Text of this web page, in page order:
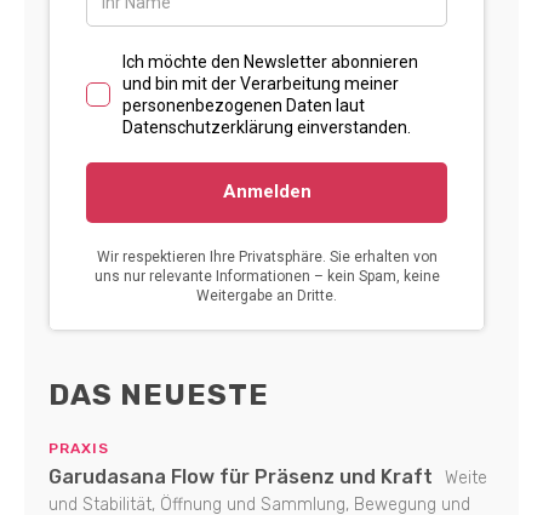
DAS NEUESTE
PRAXIS
Garudasana Flow für Präsenz und Kraft
Weite
und Stabilität, Öffnung und Sammlung, Bewegung und